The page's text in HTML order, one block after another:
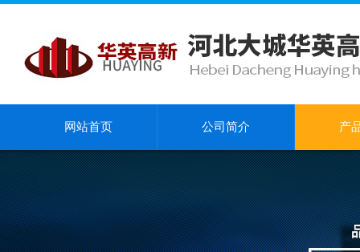
网站首页 公司简介 产